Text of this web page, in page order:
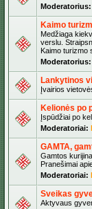
Moderatorius:
Kaimo
Medžiaga
verslu.
Kaimo turizmo
Moderatorius:
Lankytinos
Įvairios
Kelionės po
Įspūdžiai po
Moderatoriai:
GAMTA,
Gamtos
Pranešimai
Moderatoriai:
Sveikas
Aktyvaus